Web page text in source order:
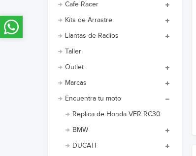
Cafe Racer
Kits de Arrastre
Llantas de Radios
Taller
Outlet
Marcas
Encuentra tu moto
Replica de Honda VFR RC30
BMW
DUCATI